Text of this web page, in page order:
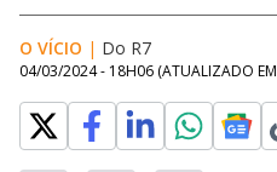
O VÍCIO | Do R7
04/03/2024 - 18H06 (ATUALIZADO EM